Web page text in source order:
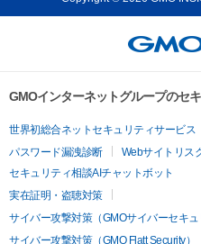
GMOインターネットグループのセ
世界初総合ネットセキュリティサービス
パスワード漏洩診断
Webサイトリス
セキュリティ相談AIチャットボット
実在証明・盗聴対策
サイバー攻撃対策（GMOサイバーセキュ
サイバー攻撃対策（GMO Flatt Security）